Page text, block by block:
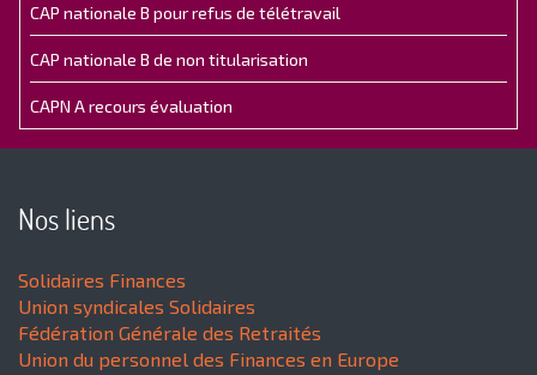
CAP nationale B pour refus de télétravail
CAP nationale B de non titularisation
CAPN A recours évaluation
Nos liens
Solidaires Finances
Union syndicales Solidaires
Fédération Générale des Retraités
Union du personnel des Finances en Europe